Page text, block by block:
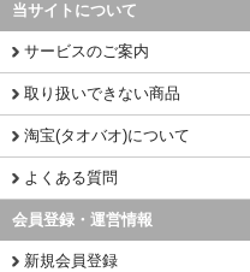
当サイトについて
サービスのご案内
取り扱いできない商品
淘宝(タオバオ)について
よくある質問
会員登録・運営情報
新規会員登録